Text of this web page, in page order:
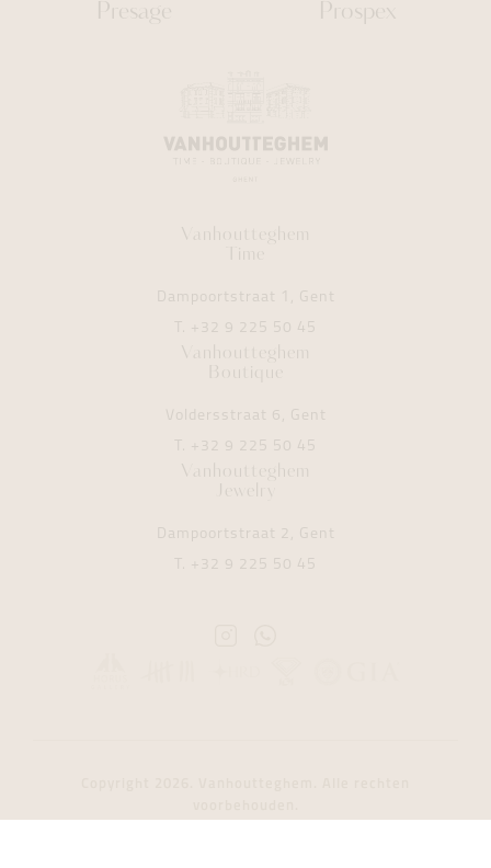
Presage Prospex
Vanhoutteghem
Time
Dampoortstraat 1, Gent
T. +32 9 225 50 45
Vanhoutteghem
Boutique
Voldersstraat 6, Gent
T. +32 9 225 50 45
Vanhoutteghem
Jewelry
Dampoortstraat 2, Gent
T. +32 9 225 50 45